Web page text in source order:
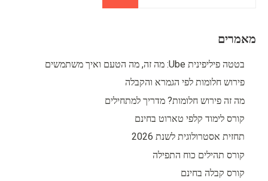
מאמרים
בטטה פיליפינית Ube: מה זה, מה הטעם ואיך משתמשים
פירוש חלומות לפי הגמרא והקבלה
מה זה פירוש חלומות? מדריך למתחילים
קורס לימוד קלפי טארוט בחינם
תחזית אסטרולוגית לשנת 2026
קורס תהילים כוח התפילה
קורס קבלה בחינם